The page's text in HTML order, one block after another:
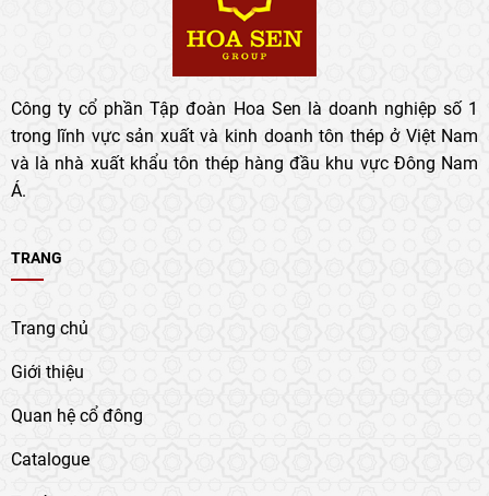
Công ty cổ phần Tập đoàn Hoa Sen là doanh nghiệp số 1
trong lĩnh vực sản xuất và kinh doanh tôn thép ở Việt Nam
và là nhà xuất khẩu tôn thép hàng đầu khu vực Đông Nam
Á.
TRANG
Trang chủ
Giới thiệu
Quan hệ cổ đông
Catalogue